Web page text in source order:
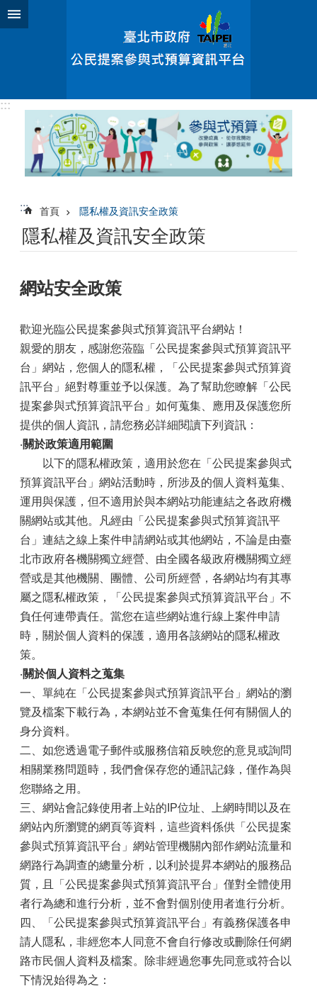
跳到主要內容區塊
:::
::: 首頁 隱私權及資訊安全政策
隱私權及資訊安全政策
網站安全政策
歡迎光臨公民提案參與式預算資訊平台網站！
親愛的朋友，感謝您蒞臨「公民提案參與式預算資訊平
台」網站，您個人的隱私權，「公民提案參與式預算資
訊平台」絕對尊重並予以保護。為了幫助您瞭解「公民
提案參與式預算資訊平台」如何蒐集、應用及保護您所
提供的個人資訊，請您務必詳細閱讀下列資訊：
‧關於政策適用範圍
以下的隱私權政策，適用於您在「公民提案參與式
預算資訊平台」網站活動時，所涉及的個人資料蒐集、
運用與保護，但不適用於與本網站功能連結之各政府機
關網站或其他。凡經由「公民提案參與式預算資訊平
台」連結之線上案件申請網站或其他網站，不論是由臺
北市政府各機關獨立經營、由全國各級政府機關獨立經
營或是其他機關、團體、公司所經營，各網站均有其專
屬之隱私權政策，「公民提案參與式預算資訊平台」不
負任何連帶責任。當您在這些網站進行線上案件申請
時，關於個人資料的保護，適用各該網站的隱私權政
策。
‧關於個人資料之蒐集
一、單純在「公民提案參與式預算資訊平台」網站的瀏
覽及檔案下載行為，本網站並不會蒐集任何有關個人的
身分資料。
二、如您透過電子郵件或服務信箱反映您的意見或詢問
相關業務問題時，我們會保存您的通訊記錄，僅作為與
您聯絡之用。
三、網站會記錄使用者上站的IP位址、上網時間以及在
網站內所瀏覽的網頁等資料，這些資料係供「公民提案
參與式預算資訊平台」網站管理機關內部作網站流量和
網路行為調查的總量分析，以利於提昇本網站的服務品
質，且「公民提案參與式預算資訊平台」僅對全體使用
者行為總和進行分析，並不會對個別使用者進行分析。
四、「公民提案參與式預算資訊平台」有義務保護各申
請人隱私，非經您本人同意不會自行修改或刪除任何網
路市民個人資料及檔案。除非經過您事先同意或符合以
下情況始得為之：